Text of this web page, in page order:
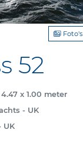
Foto's
52
4.47 x 1.00 meter
- UK
UK